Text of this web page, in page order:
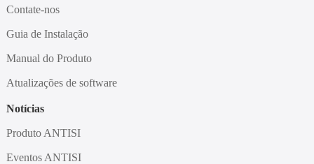
Contate-nos
Guia de Instalação
Manual do Produto
Atualizações de software
Notícias
Produto ANTISI
Eventos ANTISI